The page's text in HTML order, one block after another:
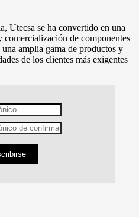
Utecsa se ha convertido en una
de componentes
amplia gama de productos y
de los clientes más exigentes